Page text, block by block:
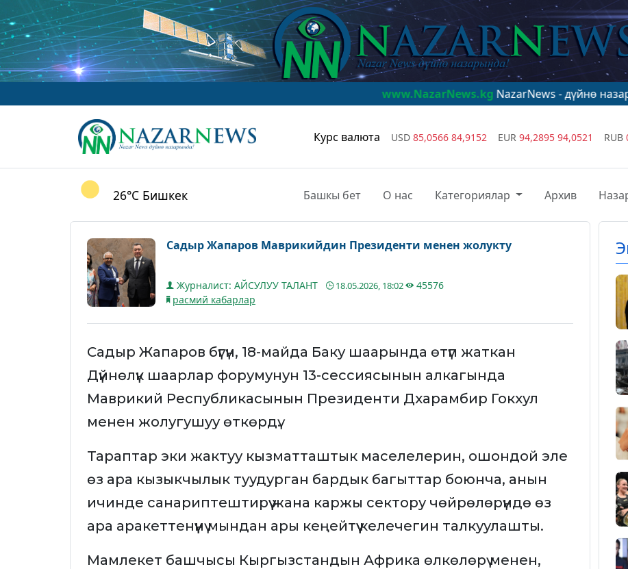
www.NazarNews.kgNazarNews - дүйнө назарында!
Курс валюта USD 85,0566 84,9152 EUR 94,2895 94,0521 RUB
26°C Бишкек Башкы бет О нас Категориялар Архив
Садыр Жапаров Маврикийдин Президенти менен жолукту
Журналист: АЙСУЛУУ ТАЛАНТ 18.05.2026, 18:02
45576
расмий кабарлар
Садыр Жапаров бүгүн, 18-майда Баку шаарында өтүп жаткан
Дүйнөлүк шаарлар форумунун 13-сессиясынын алкагында
Маврикий Республикасынын Президенти Дхарамбир Гокхул
менен жолугушуу өткөрдү.
Тараптар эки жактуу кызматташтык маселелерин, ошондой эле
өз ара кызыкчылык туудурган бардык багыттар боюнча, анын
ичинде санариптештирүү жана каржы сектору чөйрөлөрүндө өз
ара аракеттенүүнү мындан ары кеңейтүү келечегин талкуулашты.
Мамлекет башчысы Кыргызстандын Африка өлкөлөрү менен,